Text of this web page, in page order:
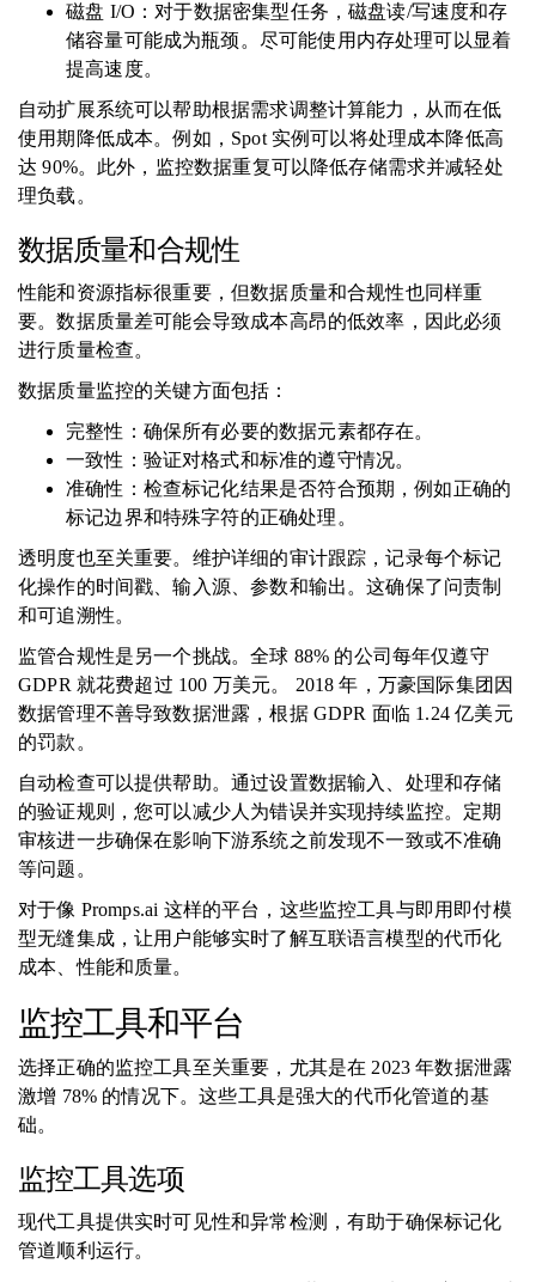
磁盘 I/O：对于数据密集型任务，磁盘读/写速度和存
储容量可能成为瓶颈。尽可能使用内存处理可以显着
提高速度。
自动扩展系统可以帮助根据需求调整计算能力，从而在低
使用期降低成本。例如，Spot 实例可以将处理成本降低高
达 90%。此外，监控数据重复可以降低存储需求并减轻处
理负载。
数据质量和合规性
性能和资源指标很重要，但数据质量和合规性也同样重
要。数据质量差可能会导致成本高昂的低效率，因此必须
进行质量检查。
数据质量监控的关键方面包括：
完整性：确保所有必要的数据元素都存在。
一致性：验证对格式和标准的遵守情况。
准确性：检查标记化结果是否符合预期，例如正确的
标记边界和特殊字符的正确处理。
透明度也至关重要。维护详细的审计跟踪，记录每个标记
化操作的时间戳、输入源、参数和输出。这确保了问责制
和可追溯性。
监管合规性是另一个挑战。全球 88% 的公司每年仅遵守
GDPR 就花费超过 100 万美元。 2018 年，万豪国际集团因
数据管理不善导致数据泄露，根据 GDPR 面临 1.24 亿美元
的罚款。
自动检查可以提供帮助。通过设置数据输入、处理和存储
的验证规则，您可以减少人为错误并实现持续监控。定期
审核进一步确保在影响下游系统之前发现不一致或不准确
等问题。
对于像 Promps.ai 这样的平台，这些监控工具与即用即付模
型无缝集成，让用户能够实时了解互联语言模型的代币化
成本、性能和质量。
监控工具和平台
选择正确的监控工具至关重要，尤其是在 2023 年数据泄露
激增 78% 的情况下。这些工具是强大的代币化管道的基
础。
监控工具选项
现代工具提供实时可见性和异常检测，有助于确保标记化
管道顺利运行。